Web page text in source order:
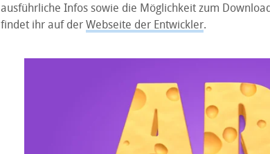
ausführliche Infos sowie die Möglichkeit zum
findet ihr auf der Webseite der Entwickler.